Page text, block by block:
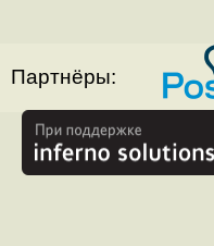
Партнёры: